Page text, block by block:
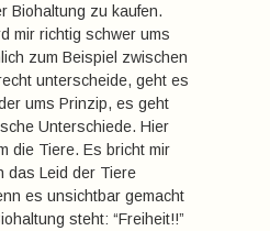
Biohaltung zu kaufen.
mir richtig schwer ums
zum Beispiel zwischen
unterscheide, geht es
ums Prinzip, es geht
Unterschiede. Hier
die Tiere. Es bricht mir
das Leid der Tiere
es unsichtbar gemacht
steht: “Freiheit!!”